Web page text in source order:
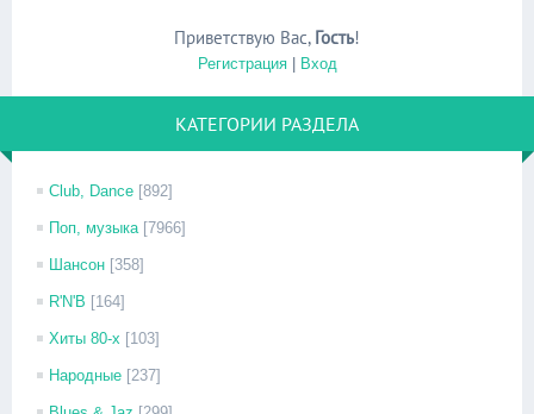
Приветствую Вас, Гость!
Регистрация| Вход
КАТЕГОРИИ РАЗДЕЛА
Club, Dance [892]
Поп, музыка [7966]
Шансон [358]
R'N'B [164]
Хиты 80-х [103]
Народные [237]